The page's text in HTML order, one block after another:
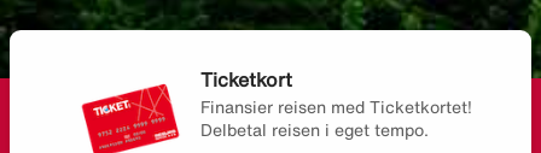
Ticketkort
Finansier reisen med Ticketkortet!
Delbetal reisen i eget tempo.